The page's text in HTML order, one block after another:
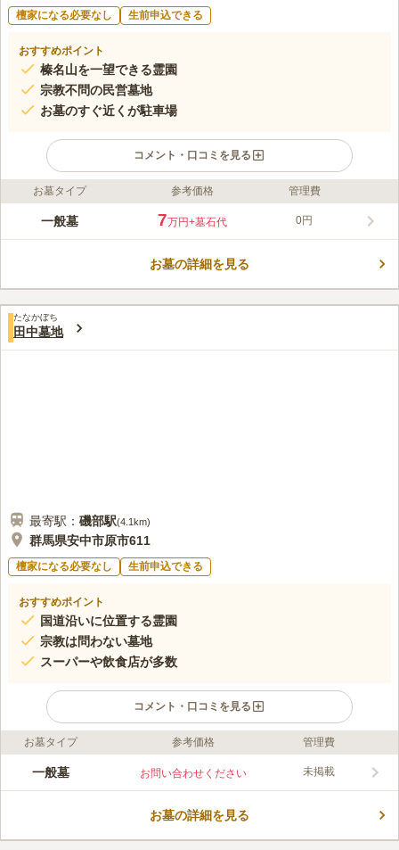
檀家になる必要なし 生前申込できる
おすすめポイント
榛名山を一望できる霊園
宗教不問の民営墓地
お墓のすぐ近くが駐車場
コメント・口コミを見る
ライフドット編集部のコメント
安中市の郊外にあり、こちらの墓地から榛名山をはじめ連なる
りに訪れるたびに心を和ませてくれることでしょう。 施設とし
口コミ評価
この霊園はまだ誰からも評価されていません。
お墓タイプ 参考価格 管理費
一般墓 7万円+墓石代 0円
お墓の詳細を見る
たなかぼち
田中墓地
最寄駅： 磯部駅(4.1km)
群馬県安中市原市611
檀家になる必要なし 生前申込できる
おすすめポイント
国道沿いに位置する霊園
宗教は問わない墓地
スーパーや飲食店が多数
コメント・口コミを見る
ライフドット編集部のコメント
安中市内の国道18号線沿いにある霊園です。 バス停からは徒歩
上毛三山パノラマ街道が近いので、ドライブがてら立ち寄ること
お墓タイプ 参考価格 管理費
一般墓 お問い合わせください 未掲載
お墓の詳細を見る